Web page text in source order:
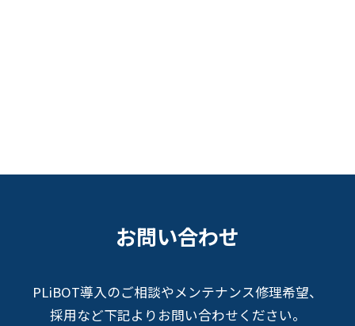
お問い合わせ
PLiBOT導入のご相談やメンテナンス修理希望、
採用など下記よりお問い合わせください。